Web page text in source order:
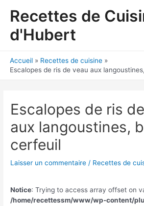
Recettes de
d'Hubert
Accueil
Recettes de cuisine
Escalopes de ris de veau aux
Escalopes de ris
aux langoustines,
cerfeuil
Laisser un commentaire / Recettes de
Notice: Trying to access array offset on
/home/recettessm/www/wp-content/